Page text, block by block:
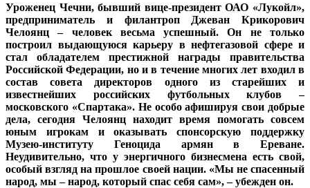
Уроженец Чечни, бывший вице-президент ОАО «Лукойл»,
предприниматель и филантроп Джеван Крикорович
Челоянц – человек весьма успешный. Он не только
построил выдающуюся карьеру в нефтегазовой сфере и
стал обладателем престижной награды правительства
Российской Федерации, но и в течение многих лет входил в
состав совета директоров одного из старейших и
известнейших российских футбольных клубов –
московского «Спартака». Не особо афишируя свои добрые
дела, сегодня Челоянц находит время помогать совсем
юным игрокам и оказывать спонсорскую поддержку
Музею-институту Геноцида армян в Ереване.
Неудивительно, что у энергичного бизнесмена есть свой,
особый взгляд на прошлое своей нации. «Мы не спасенный
народ, мы – народ, который спас себя сам», – убежден он.